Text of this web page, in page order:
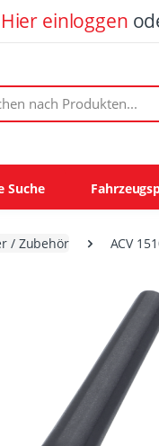
Hier einloggen
Produkten:
Suche
/ Zubehör ACV